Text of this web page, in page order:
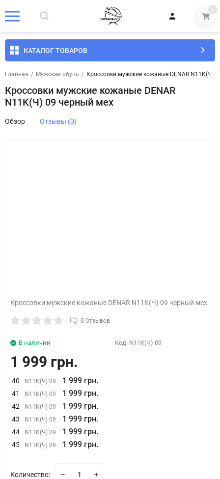
0
КАТАЛОГ ТОВАРОВ
Главная / Мужская обувь / Кроссовки мужские кожаные DENAR N11K(Ч)
Кроссовки мужские кожаные DENAR
N11K(Ч) 09 черный мех
Обзор Отзывы (0)
Кроссовки мужские кожаные DENAR N11K(Ч) 09 черный мех
0 Отзывов
В наличии Код: N11K(Ч) 09
1 999 грн.
40 N11K(Ч) 09 1 999 грн.
41 N11K(Ч) 09 1 999 грн.
42 N11K(Ч) 09 1 999 грн.
43 N11K(Ч) 09 1 999 грн.
44 N11K(Ч) 09 1 999 грн.
45 N11K(Ч) 09 1 999 грн.
Количество: